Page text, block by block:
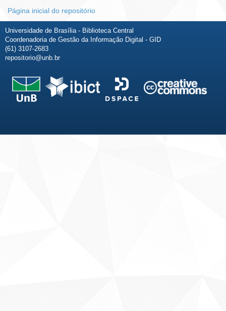
Página inicial do repositório
Universidade de Brasília - Biblioteca Central
Coordenadoria de Gestão da Informação Digital - GID
(61) 3107-2683
repositorio@unb.br